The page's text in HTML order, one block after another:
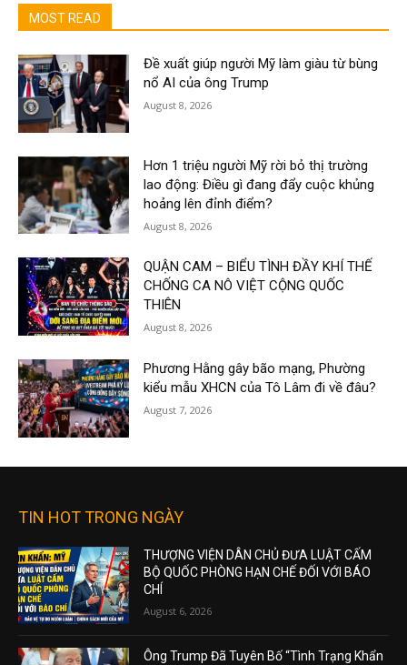
MOST READ
Đề xuất giúp người Mỹ làm giàu từ bùng
nổ AI của ông Trump
August 8, 2026
Hơn 1 triệu người Mỹ rời bỏ thị trường
lao động: Điều gì đang đẩy cuộc khủng
hoảng lên đỉnh điểm?
August 8, 2026
QUẬN CAM – BIỂU TÌNH ĐẦY KHÍ THẾ
CHỐNG CA NÔ VIỆT CỘNG QUỐC
THIÊN
August 8, 2026
Phương Hằng gây bão mạng, Phường
kiểu mẫu XHCN của Tô Lâm đi về đâu?
August 7, 2026
TIN HOT TRONG NGÀY
THƯỢNG VIỆN DÂN CHỦ ĐƯA LUẬT CẤM
BỘ QUỐC PHÒNG HẠN CHẾ ĐỐI VỚI BÁO
CHÍ
August 6, 2026
Ông Trump Đã Tuyên Bố “Tình Trạng Khẩn